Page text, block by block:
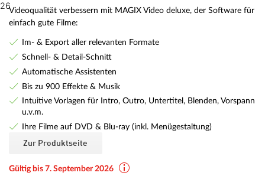
Videoqualität verbessern mit MAGIX Video deluxe, der Software für
einfach gute Filme:
Im- & Export aller relevanten Formate
Schnell- & Detail-Schnitt
Automatische Assistenten
Bis zu 900 Effekte & Musik
Intuitive Vorlagen für Intro, Outro, Untertitel, Blenden, Vorspann
u.v.m.
Ihre Filme auf DVD & Blu-ray (inkl. Menügestaltung)
Zur Produktseite
Gültig bis 7. September 2026